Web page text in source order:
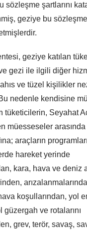
sözleşme şartlarını
geziye bu
geziye katılan
ve gezi ile ilgili diğer
ve tüzel kişilikler
nedenle kendisine
tüketicilerin, Seyahat
müesseseler arasında
araçların
hareket yerinde
kara, hava ve deniz
koşullarından, yol
ve rotalarını
grev, terör, savaş,